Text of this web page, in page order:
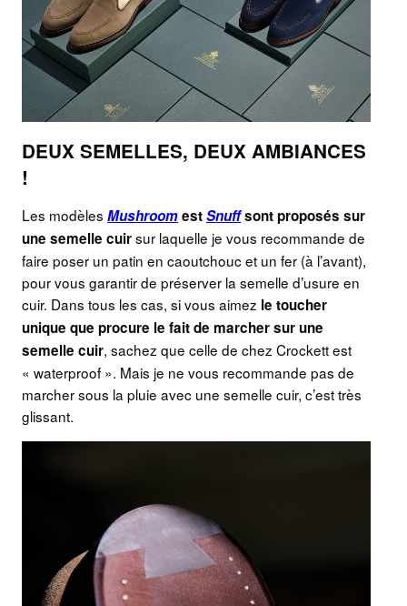
DEUX SEMELLES, DEUX AMBIANCES
!
Les modèles MushroomestSnuffsont proposés sur
une semelle cuirsur laquelle je vous recommande de
faire poser un patin en caoutchouc et un fer (à l’avant),
pour vous garantir de préserver la semelle d’usure en
cuir. Dans tous les cas, si vous aimez le toucher
unique que procure le fait de marcher sur une
semelle cuir, sachez que celle de chez Crockett est
« waterproof ». Mais je ne vous recommande pas de
marcher sous la pluie avec une semelle cuir, c’est très
glissant.